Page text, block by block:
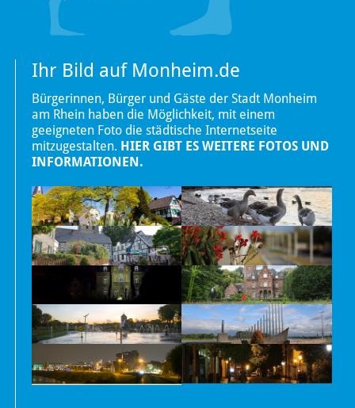
Ihr Bild auf Monheim.de
Bürgerinnen, Bürger und Gäste der Stadt Monheim
am Rhein haben die Möglichkeit, mit einem
geeigneten Foto die städtische Internetseite
mitzugestalten. HIER GIBT ES WEITERE FOTOS UND
INFORMATIONEN.